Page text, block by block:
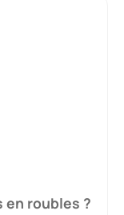
roubles ?